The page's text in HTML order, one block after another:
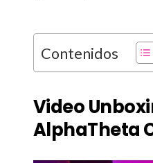
Contenidos
Video
AlphaTheta